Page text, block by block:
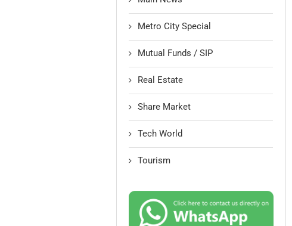
Metro City Special
Mutual Funds / SIP
Real Estate
Share Market
Tech World
Tourism